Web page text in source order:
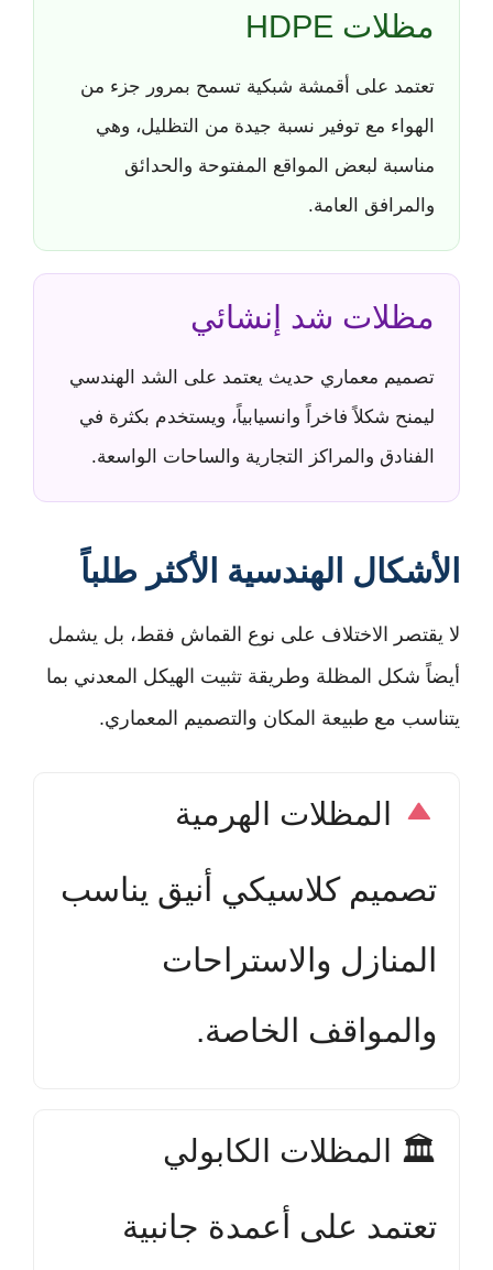
مظلات HDPE
تعتمد على أقمشة شبكية تسمح بمرور جزء من
الهواء مع توفير نسبة جيدة من التظليل، وهي
مناسبة لبعض المواقع المفتوحة والحدائق
والمرافق العامة.
مظلات شد إنشائي
تصميم معماري حديث يعتمد على الشد الهندسي
ليمنح شكلاً فاخراً وانسيابياً، ويستخدم بكثرة في
الفنادق والمراكز التجارية والساحات الواسعة.
الأشكال الهندسية الأكثر طلباً
لا يقتصر الاختلاف على نوع القماش فقط، بل يشمل
أيضاً شكل المظلة وطريقة تثبيت الهيكل المعدني بما
يتناسب مع طبيعة المكان والتصميم المعماري.
المظلات الهرمية
تصميم كلاسيكي أنيق يناسب
المنازل والاستراحات
والمواقف الخاصة.
🏛 المظلات الكابولي
تعتمد على أعمدة جانبية